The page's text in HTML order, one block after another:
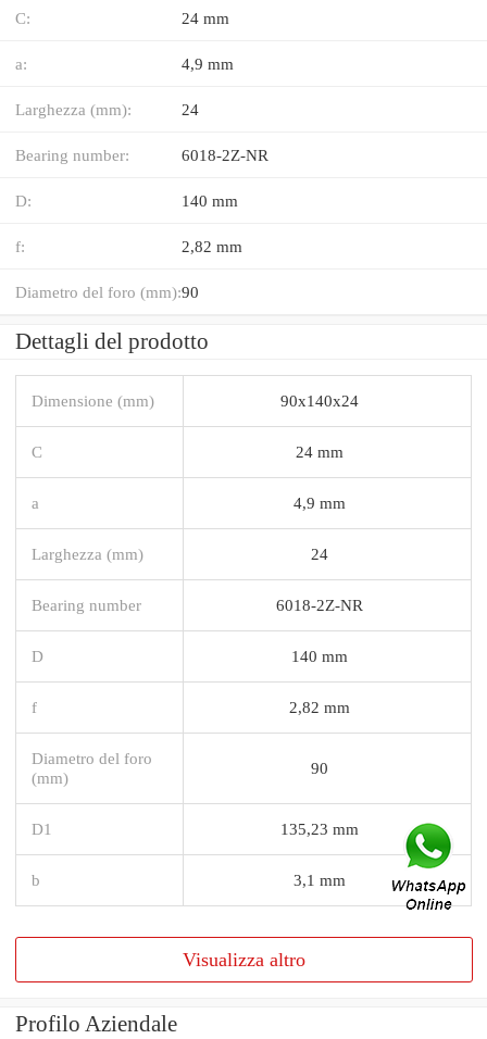
C: 24 mm
a: 4,9 mm
Larghezza (mm): 24
Bearing number: 6018-2Z-NR
D: 140 mm
f: 2,82 mm
Diametro del foro (mm):90
Dettagli del prodotto
Dimensione (mm) 90x140x24
C 24 mm
a 4,9 mm
Larghezza (mm) 24
Bearing number 6018-2Z-NR
D 140 mm
f 2,82 mm
Diametro del foro
(mm)
90
D1 135,23 mm
b 3,1 mm
Visualizza altro
Profilo Aziendale